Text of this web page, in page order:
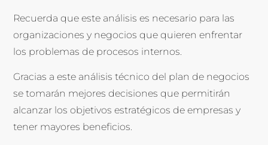
Recuerda que este análisis es necesario para las
organizaciones y negocios que quieren enfrentar
los problemas de procesos internos.
Gracias a este análisis técnico del plan de negocios
se tomarán mejores decisiones que permitirán
alcanzar los objetivos estratégicos de empresas y
tener mayores beneficios.